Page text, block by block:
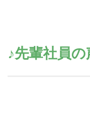
♪先輩社員